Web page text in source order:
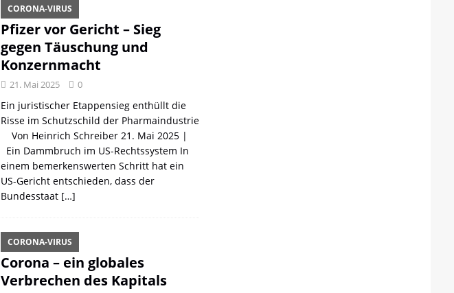
Pfizer vor Gericht – Sieg
gegen Täuschung und
Konzernmacht
CORONA-VIRUS
21. Mai 2025 0
Ein juristischer Etappensieg enthüllt die
Risse im Schutzschild der Pharmaindustrie
Von Heinrich Schreiber 21. Mai 2025 |
Ein Dammbruch im US-Rechtssystem In
einem bemerkenswerten Schritt hat ein
US-Gericht entschieden, dass der
Bundesstaat […]
Corona – ein globales
Verbrechen des Kapitals
CORONA-VIRUS